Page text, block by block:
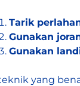
Tarik
Gunakan
Gunakan
yang